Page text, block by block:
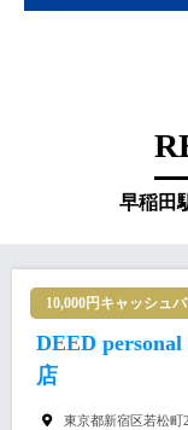
早稲田
10,000円キャッシュ
DEED
店
東京都新宿区若松町